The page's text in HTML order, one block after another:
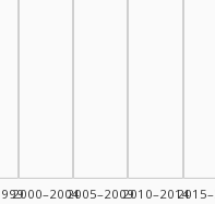
2000–20042005–20092010–2014